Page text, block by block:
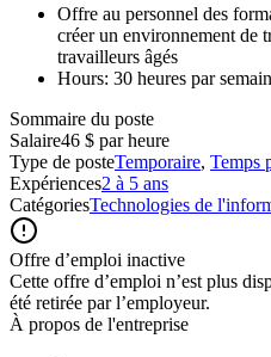
Offre au personnel des
créer un environnement de
travailleurs âgés
Hours: 30 heures par
Sommaire du poste
Salaire46 $ par heure
Type de posteTemporaire, Temps
Expériences2 à 5 ans
CatégoriesTechnologies de
Offre d’emploi inactive
Cette offre d’emploi n’est plus
été retirée par l’employeur.
À propos de l'entreprise